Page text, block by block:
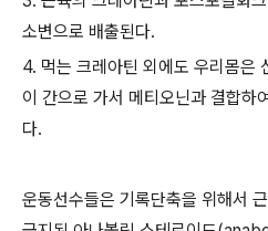
소변으로 배출된다.
4. 먹는 크레아틴 외에도 우리몸은
이 간으로 가서 메티오닌과 결합하
다.
운동선수들은 기록단축을 위해서